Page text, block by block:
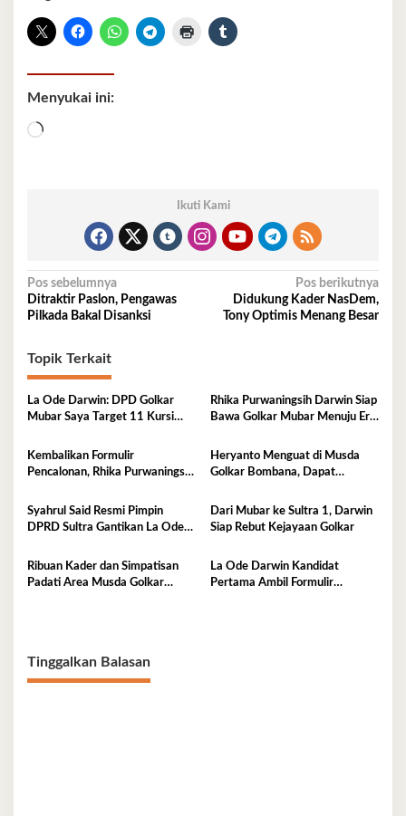
Menyukai ini:
Memuat...
Ikuti Kami
Navigasi
pos
Pos sebelumnya
Ditraktir Paslon, Pengawas
Pilkada Bakal Disanksi
Pos berikutnya
Didukung Kader NasDem,
Tony Optimis Menang Besar
Topik Terkait
La Ode Darwin: DPD Golkar
Mubar Saya Target 11 Kursi
Rhika Purwaningsih Darwin Siap
Bawa Golkar Mubar Menuju Era
Kembalikan Formulir
Pencalonan, Rhika Purwaningsih
Golkar Mubar
Heryanto Menguat di Musda
Golkar Bombana, Dapat
Akar Rumput
Syahrul Said Resmi Pimpin
DPRD Sultra Gantikan La Ode
Dari Mubar ke Sultra 1, Darwin
Siap Rebut Kejayaan Golkar
Ribuan Kader dan Simpatisan
Padati Area Musda Golkar
La Ode Darwin Kandidat
Pertama Ambil Formulir
Tinggalkan Balasan